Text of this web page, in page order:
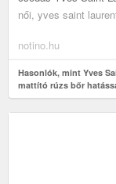
női, yves saint
notino.hu
Hasonlók, mint Yves
mattító rúzs bőr